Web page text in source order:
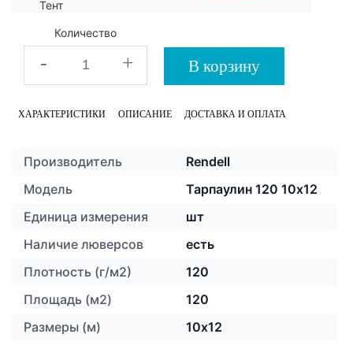
Количество
+
- В корзину
ХАРАКТЕРИСТИКИ ОПИСАНИЕ ДОСТАВКА И ОПЛАТА
Производитель
Rendell
Модель
Тарпаулин 120 10х12
Единица измерения
шт
Наличие люверсов
есть
Плотность (г/м2)
120
Площадь (м2)
120
Размеры (м)
10х12